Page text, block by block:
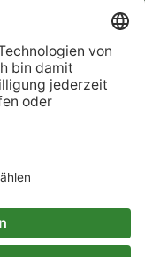
uns